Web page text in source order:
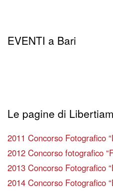
EVENTI a Bari
Le pagine di
2011 Concorso Fotografico
2012 Concorso fotografico
2013 Concorso Fotografico
2014 Concorso Fotografico